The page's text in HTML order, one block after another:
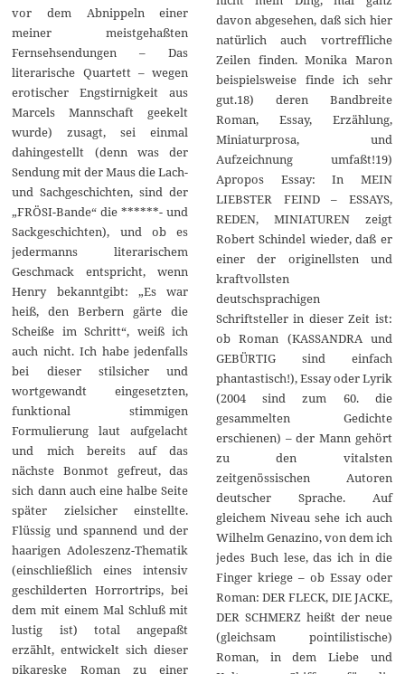
vor dem Abnippeln einer
meiner meistgehaßten
Fernsehsendungen – Das
literarische Quartett – wegen
erotischer Engstirnigkeit aus
Marcels Mannschaft geekelt
wurde) zusagt, sei einmal
dahingestellt (denn was der
Sendung mit der Maus die Lach-
und Sachgeschichten, sind der
„FRÖSI-Bande“ die ******- und
Sackgeschichten), und ob es
jedermanns literarischem
Geschmack entspricht, wenn
Henry bekanntgibt: „Es war
heiß, den Berbern gärte die
Scheiße im Schritt“, weiß ich
auch nicht. Ich habe jedenfalls
bei dieser stilsicher und
wortgewandt eingesetzten,
funktional stimmigen
Formulierung laut aufgelacht
und mich bereits auf das
nächste Bonmot gefreut, das
sich dann auch eine halbe Seite
später zielsicher einstellte.
Flüssig und spannend und der
haarigen Adoleszenz-Thematik
(einschließlich eines intensiv
geschilderten Horrortrips, bei
dem mit einem Mal Schluß mit
lustig ist) total angepaßt
erzählt, entwickelt sich dieser
pikareske Roman zu einer
davon abgesehen, daß sich hier
natürlich auch vortreffliche
Zeilen finden. Monika Maron
beispielsweise finde ich sehr
gut.18) deren Bandbreite
Roman, Essay, Erzählung,
Miniaturprosa, und
Aufzeichnung umfaßt!19)
Apropos Essay: In MEIN
LIEBSTER FEIND – ESSAYS,
REDEN, MINIATUREN zeigt
Robert Schindel wieder, daß er
einer der originellsten und
kraftvollsten
deutschsprachigen
Schriftsteller in dieser Zeit ist:
ob Roman (KASSANDRA und
GEBÜRTIG sind einfach
phantastisch!), Essay oder Lyrik
(2004 sind zum 60. die
gesammelten Gedichte
erschienen) – der Mann gehört
zu den vitalsten
zeitgenössischen Autoren
deutscher Sprache. Auf
gleichem Niveau sehe ich auch
Wilhelm Genazino, von dem ich
jedes Buch lese, das ich in die
Finger kriege – ob Essay oder
Roman: DER FLECK, DIE JACKE,
DER SCHMERZ heißt der neue
(gleichsam pointilistische)
Roman, in dem Liebe und